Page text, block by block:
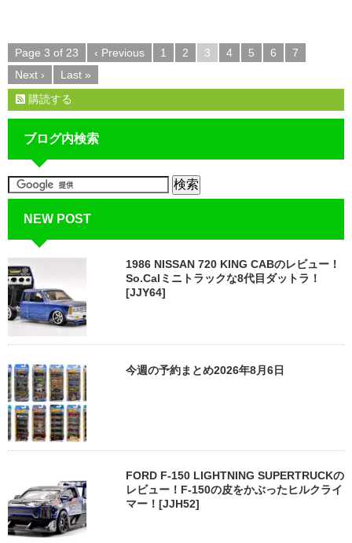
Page 3 of 23 ‹ Previous 1 2 3 4 5 6
7
Next ›
Last »
購読する
ブログ内検索
NEW POST
1986 NISSAN 720 KING CABのレビュー！
So.Calミニトラックな8代目ダットラ！
[JJY64]
今週の予約まとめ2026年8月6日
FORD F-150 LIGHTNING SUPERTRUCKの
レビュー！F-150の皮をかぶったヒルクライ
マー！[JJH52]